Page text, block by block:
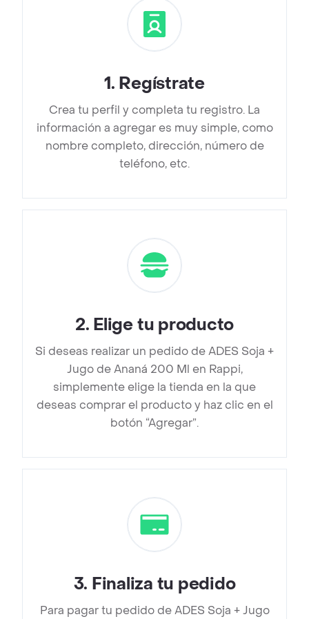
1. Regístrate
Crea tu perfil y completa tu registro. La
información a agregar es muy simple, como
nombre completo, dirección, número de
teléfono, etc.
2. Elige tu producto
Si deseas realizar un pedido de ADES Soja +
Jugo de Ananá 200 Ml en Rappi,
simplemente elige la tienda en la que
deseas comprar el producto y haz clic en el
botón “Agregar”.
3. Finaliza tu pedido
Para pagar tu pedido de ADES Soja + Jugo